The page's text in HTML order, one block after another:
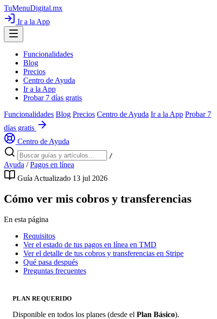
TuMenuDigital.mx
Ir a la App
Funcionalidades
Blog
Precios
Centro de Ayuda
Ir a la App
Probar 7 días gratis
Funcionalidades Blog Precios Centro de Ayuda Ir a la App Probar 7
días gratis
Centro de Ayuda
/
Ayuda / Pagos en línea
Guía Actualizado 13 jul 2026
Cómo ver mis cobros y transferencias
En esta página
Requisitos
Ver el estado de tus pagos en línea en TMD
Ver el detalle de tus cobros y transferencias en Stripe
Qué pasa después
Preguntas frecuentes
PLAN REQUERIDO
Disponible en todos los planes (desde el Plan Básico).